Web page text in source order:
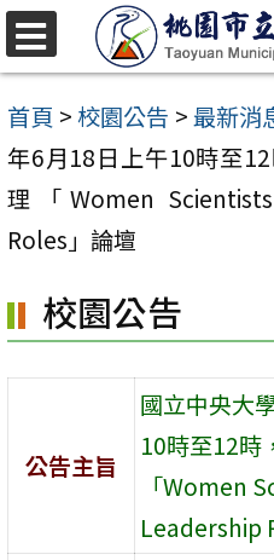
跳
至
主
要
內
容
首頁 >校園公告 >最新消
年6月18日上午10時至
理「Women
Roles」論壇
校園公告
公告主旨
國立中央大
10時至12時
「Women
Leadership
選
單